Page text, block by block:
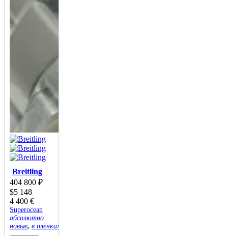
Breitling
404 800 ₽
$5 148
4 400 €
Superocean
абсолютно
новые, в пленках